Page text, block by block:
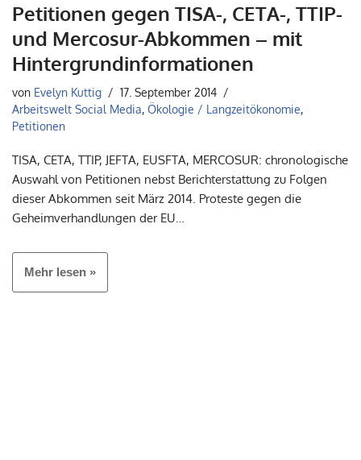
Petitionen gegen TISA-, CETA-, TTIP-
und Mercosur-Abkommen – mit
Hintergrundinformationen
von Evelyn Kuttig
17. September 2014
Arbeitswelt Social Media, Ökologie / Langzeitökonomie,
Petitionen
TISA, CETA, TTIP, JEFTA, EUSFTA, MERCOSUR: chronologische
Auswahl von Petitionen nebst Berichterstattung zu Folgen
dieser Abkommen seit März 2014. Proteste gegen die
Geheimverhandlungen der EU…
Mehr lesen »